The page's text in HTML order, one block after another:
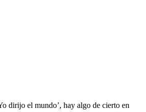
dirijo el mundo’, hay algo de cierto en